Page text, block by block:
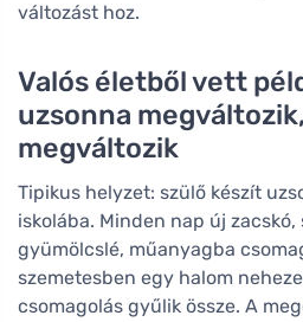
változást hoz.
Valós életből vett
uzsonna
megváltozik
Tipikus helyzet: szülő készít
iskolába. Minden nap új
gyümölcslé, műanyagba
szemetesben egy halom
csomagolás gyűlik össze. A